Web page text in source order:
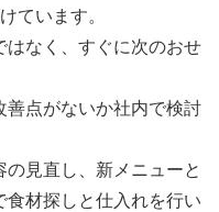
ています。
はなく、すぐに次のおせ
善点がないか社内で検討
見直し、新メニューと
食材探しと仕入れを行い